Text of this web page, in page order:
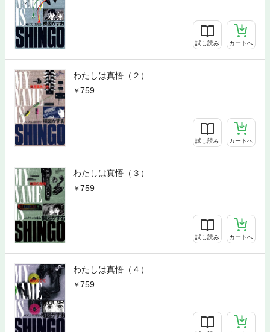
試し読み カートへ
わたしは真悟（２）
759
試し読み カートへ
わたしは真悟（３）
759
試し読み カートへ
わたしは真悟（４）
759